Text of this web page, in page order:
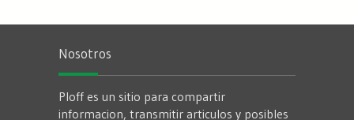
Nosotros
Ploff es un sitio para compartir
informacion, transmitir articulos y posibles